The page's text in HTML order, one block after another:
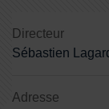
Directeur
Sébastien
Adresse